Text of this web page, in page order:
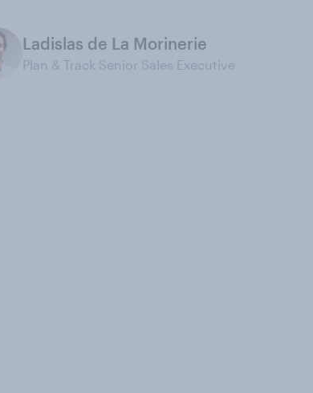
Ladislas de La Morinerie
Plan & Track Senior Sales Executive